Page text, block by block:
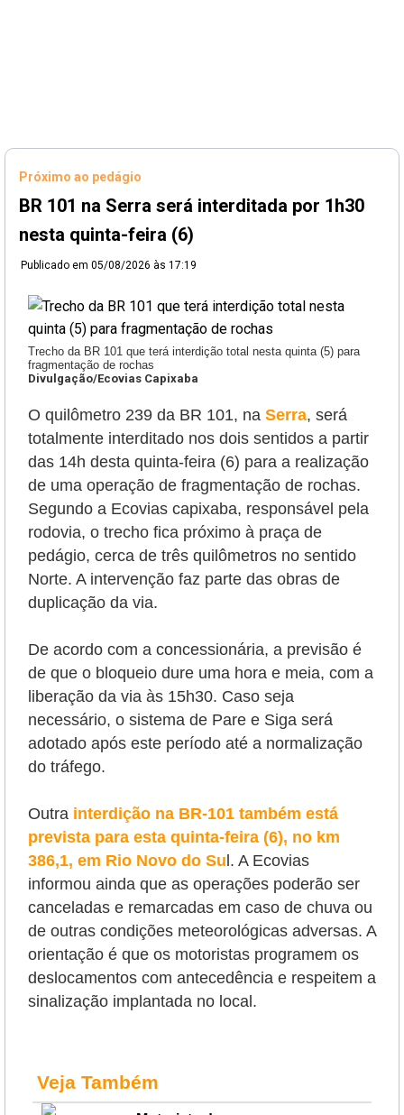
Próximo ao pedágio
BR 101 na Serra será interditada por 1h30
nesta quinta-feira (6)
Publicado em 05/08/2026 às 17:19
Trecho da BR 101 que terá interdição total nesta quinta (5) para
fragmentação de rochas
Divulgação/Ecovias Capixaba
O quilômetro 239 da BR 101, na Serra, será
totalmente interditado nos dois sentidos a partir
das 14h desta quinta-feira (6) para a realização
de uma operação de fragmentação de rochas.
Segundo a Ecovias capixaba, responsável pela
rodovia, o trecho fica próximo à praça de
pedágio, cerca de três quilômetros no sentido
Norte. A intervenção faz parte das obras de
duplicação da via.
De acordo com a concessionária, a previsão é
de que o bloqueio dure uma hora e meia, com a
liberação da via às 15h30. Caso seja
necessário, o sistema de Pare e Siga será
adotado após este período até a normalização
do tráfego.
Outra interdição na BR-101 também está
prevista para esta quinta-feira (6), no km
386,1, em Rio Novo do Su l. A Ecovias
informou ainda que as operações poderão ser
canceladas e remarcadas em caso de chuva ou
de outras condições meteorológicas adversas. A
orientação é que os motoristas programem os
deslocamentos com antecedência e respeitem a
sinalização implantada no local.
Veja Também